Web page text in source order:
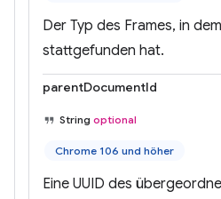
Der Typ des Frames, in
stattgefunden hat.
parentDocumentId
String optional
Chrome 106 und höher
Eine UUID des